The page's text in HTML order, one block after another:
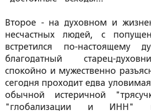
Второе - на духовном и
несчастных людей, с
встретился по-настоящему
благодатный старец-
спокойно и мужественно
сегодня проходит едва
обычной истеричной
"глобализации и ИНН"